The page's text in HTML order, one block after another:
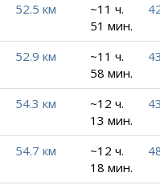
52.5 км
~11 ч.
51 мин.
52.9 км
~11 ч.
58 мин.
54.3 км
~12 ч.
13 мин.
54.7 км
~12 ч.
18 мин.